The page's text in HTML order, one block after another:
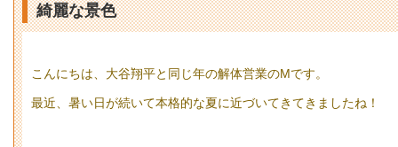
綺麗な景色
こんにちは、大谷翔平と同じ年の解体営業のMです。
最近、暑い日が続いて本格的な夏に近づいてきてきましたね！